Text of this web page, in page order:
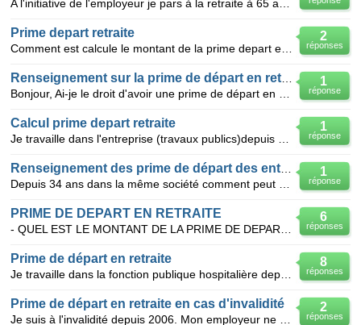
2
réponses
Prime depart retraite
1
réponse
1
réponse
Calcul prime depart retraite
1
réponse
6
réponses
PRIME DE DEPART EN RETRAITE
8
réponses
Prime de départ en retraite
2
réponses
Prime de départ en retraite en cas d'invalidité